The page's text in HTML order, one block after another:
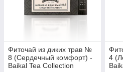
Фиточай из диких трав №
8 (Сердечный комфорт) -
Baikal Tea Collection
4